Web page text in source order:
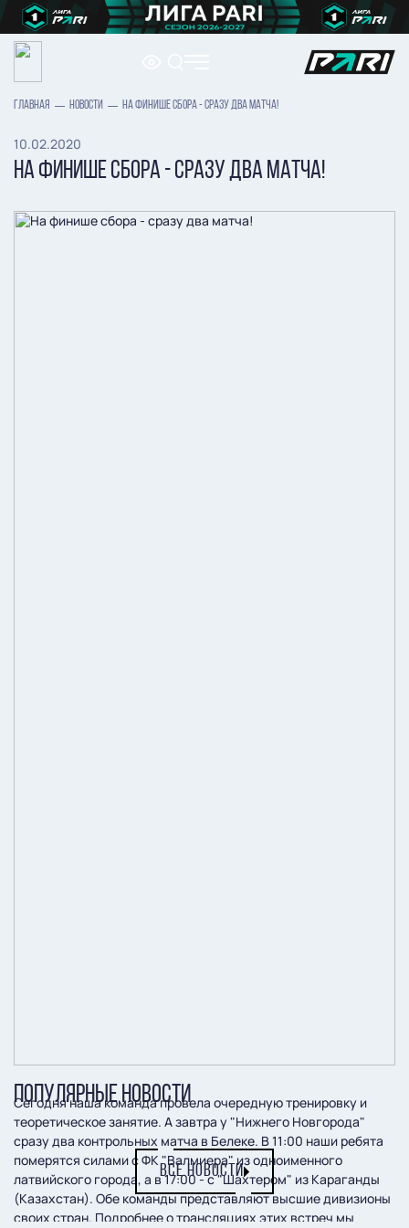
ГЛАВНАЯ НОВОСТИ НА ФИНИШЕ СБОРА - СРАЗУ ДВА МАТЧА!
10.02.2020
НА ФИНИШЕ СБОРА - СРАЗУ ДВА МАТЧА!
Сегодня наша команда провела очередную тренировку и
теоретическое занятие. А завтра у "Нижнего Новгорода"
сразу два контрольных матча в Белеке. В 11:00 наши ребята
померятся силами с ФК "Валмиера" из одноименного
латвийского города, а в 17:00 - с "Шахтером" из Караганды
(Казахстан). Обе команды представляют высшие дивизионы
своих стран. Подробнее о трансляциях этих встреч мы
ПОПУЛЯРНЫЕ НОВОСТИ
ВСЕ НОВОСТИ